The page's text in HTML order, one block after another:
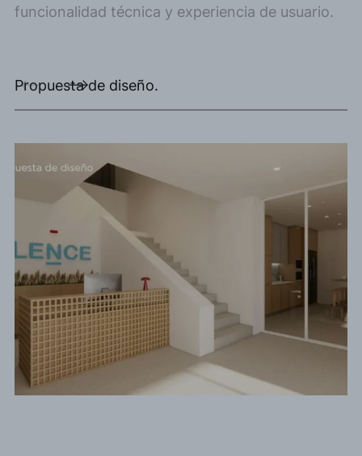
funcionalidad técnica y experiencia de usuario.
Propuesta de diseño.